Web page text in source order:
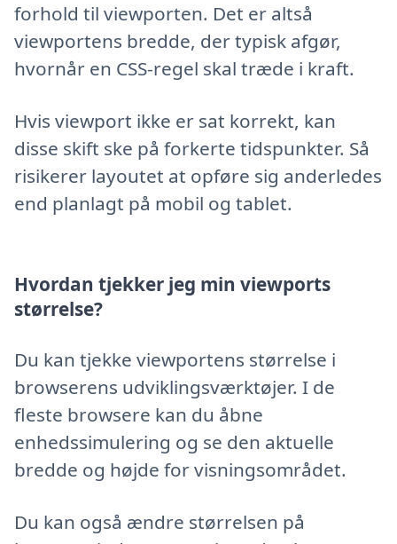
forhold til viewporten. Det er altså
viewportens bredde, der typisk afgør,
hvornår en CSS-regel skal træde i kraft.
Hvis viewport ikke er sat korrekt, kan
disse skift ske på forkerte tidspunkter. Så
risikerer layoutet at opføre sig anderledes
end planlagt på mobil og tablet.
Hvordan tjekker jeg min viewports
størrelse?
Du kan tjekke viewportens størrelse i
browserens udviklingsværktøjer. I de
fleste browsere kan du åbne
enhedssimulering og se den aktuelle
bredde og højde for visningsområdet.
Du kan også ændre størrelsen på